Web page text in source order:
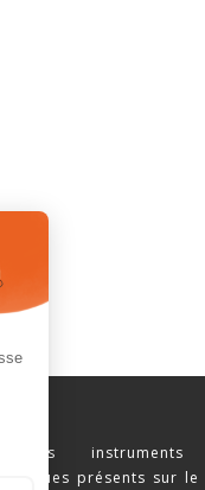
les
présents sur le